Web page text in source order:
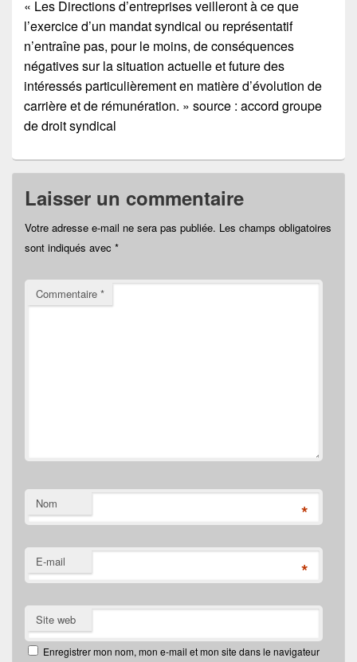
« Les Directions d’entreprises veilleront à ce que
l’exercice d’un mandat syndical ou représentatif
n’entraîne pas, pour le moins, de conséquences
négatives sur la situation actuelle et future des
intéressés particulièrement en matière d’évolution de
carrière et de rémunération. » source : accord groupe
de droit syndical
Laisser un commentaire
Votre adresse e-mail ne sera pas publiée. Les champs obligatoires
sont indiqués avec *
Commentaire *
Nom *
E-mail *
Site web
Enregistrer mon nom, mon e-mail et mon site dans le navigateur